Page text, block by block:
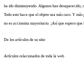
ha ido disminuyendo. Algunos han
Todo esto hace que el objeto sea más raro. Y
no es accionista mayoritario. ¡Así que espero
De los artículos de su sitio
Artículos relacionados de toda la web